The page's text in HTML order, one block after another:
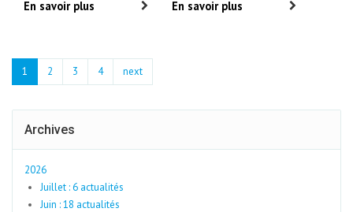
En savoir plus En savoir plus
1 2 3 4 next
Archives
2026
Juillet : 6 actualités
Juin : 18 actualités